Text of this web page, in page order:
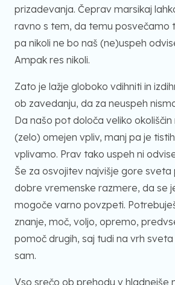
prizadevanja. Čeprav marsikaj
ravno s tem, da temu posvečamo
pa nikoli ne bo naš (ne)uspeh
Ampak res nikoli.
Zato je lažje globoko vdihniti in
ob zavedanju, da za neuspeh
Da našo pot določa veliko
(zelo) omejen vpliv, manj pa je
vplivamo. Prav tako uspeh ni
Še za osvojitev najvišje gore
dobre vremenske razmere, da se
mogoče varno povzpeti.
znanje, moč, voljo, opremo,
pomoč drugih, saj tudi na vrh
sam.
Vso srečo ob prehodu v hladnejše